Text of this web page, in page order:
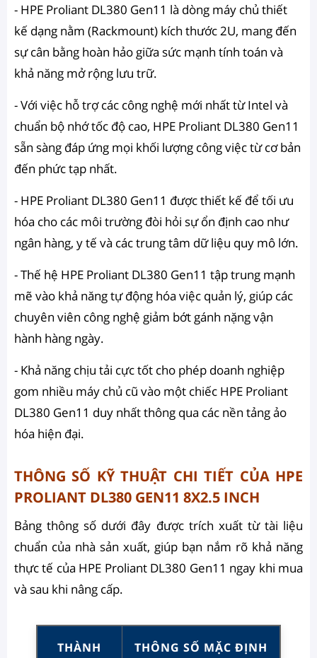
- HPE Proliant DL380 Gen11 là dòng máy chủ thiết
kế dạng nằm (Rackmount) kích thước 2U, mang đến
sự cân bằng hoàn hảo giữa sức mạnh tính toán và
khả năng mở rộng lưu trữ.
- Với việc hỗ trợ các công nghệ mới nhất từ Intel và
chuẩn bộ nhớ tốc độ cao, HPE Proliant DL380 Gen11
sẵn sàng đáp ứng mọi khối lượng công việc từ cơ bản
đến phức tạp nhất.
- HPE Proliant DL380 Gen11 được thiết kế để tối ưu
hóa cho các môi trường đòi hỏi sự ổn định cao như
ngân hàng, y tế và các trung tâm dữ liệu quy mô lớn.
- Thế hệ HPE Proliant DL380 Gen11 tập trung mạnh
mẽ vào khả năng tự động hóa việc quản lý, giúp các
chuyên viên công nghệ giảm bớt gánh nặng vận
hành hàng ngày.
- Khả năng chịu tải cực tốt cho phép doanh nghiệp
gom nhiều máy chủ cũ vào một chiếc HPE Proliant
DL380 Gen11 duy nhất thông qua các nền tảng ảo
hóa hiện đại.
THÔNG SỐ KỸ THUẬT CHI TIẾT CỦA HPE
PROLIANT DL380 GEN11 8X2.5 INCH
Bảng thông số dưới đây được trích xuất từ tài liệu
chuẩn của nhà sản xuất, giúp bạn nắm rõ khả năng
thực tế của HPE Proliant DL380 Gen11 ngay khi mua
và sau khi nâng cấp.
THÀNH
THÔNG SỐ MẶC ĐỊNH